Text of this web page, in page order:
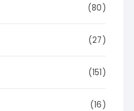
(80)
(27)
(151)
(16)